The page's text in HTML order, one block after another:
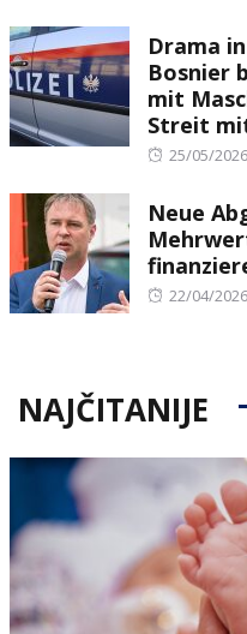
Drama
Bosnier
mit
Streit
Posted
25/05/2026
Neue
Posted
22/04/2026
NAJČITANIJE